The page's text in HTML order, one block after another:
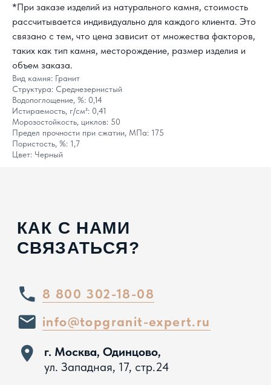
*При заказе изделий из натурального камня, стоимость
рассчитывается индивидуально для каждого клиента. Это
связано с тем, что цена зависит от множества факторов,
таких как тип камня, месторождение, размер изделия и
объем заказа.
Вид камня: Гранит
Структура: Среднезернистый
Водопоглощение, %: 0,14
Истираемость, г/см²: 0,41
Морозостойкость, циклов: 50
Предел прочности при сжатии, МПа: 175
Пористость, %: 1,7
Цвет: Черный
info@topgranit-expert.ru
8 800 302-18-08
г. Москва, Одинцово,
ул. Западная, 17, стр.24
г. Сочи, пгт. «Сириус»,
Победы, д.65
г. Санкт-Петербург,
проспект 66 корп. 1